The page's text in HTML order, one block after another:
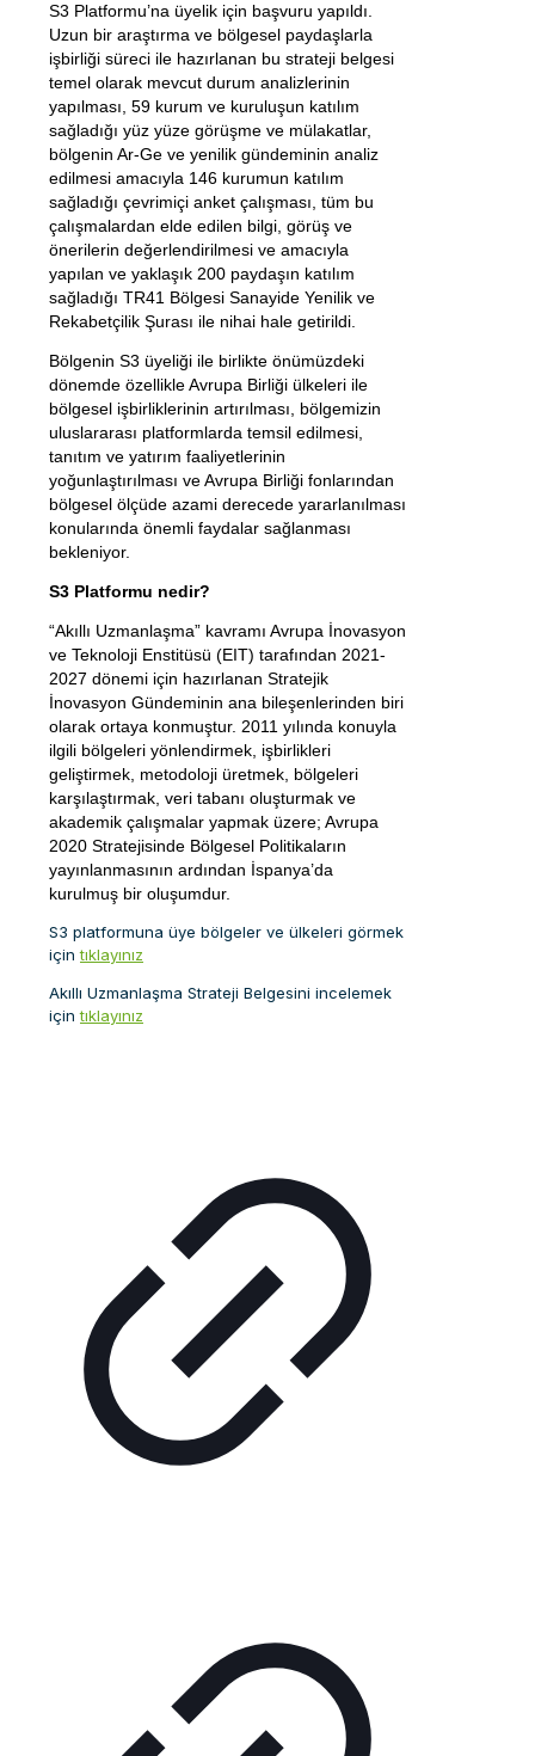
S3 Platformu’na üyelik için başvuru yapıldı.
Uzun bir araştırma ve bölgesel paydaşlarla
işbirliği süreci ile hazırlanan bu strateji belgesi
temel olarak mevcut durum analizlerinin
yapılması, 59 kurum ve kuruluşun katılım
sağladığı yüz yüze görüşme ve mülakatlar,
bölgenin Ar-Ge ve yenilik gündeminin analiz
edilmesi amacıyla 146 kurumun katılım
sağladığı çevrimiçi anket çalışması, tüm bu
çalışmalardan elde edilen bilgi, görüş ve
önerilerin değerlendirilmesi ve amacıyla
yapılan ve yaklaşık 200 paydaşın katılım
sağladığı TR41 Bölgesi Sanayide Yenilik ve
Rekabetçilik Şurası ile nihai hale getirildi.
Bölgenin S3 üyeliği ile birlikte önümüzdeki
dönemde özellikle Avrupa Birliği ülkeleri ile
bölgesel işbirliklerinin artırılması, bölgemizin
uluslararası platformlarda temsil edilmesi,
tanıtım ve yatırım faaliyetlerinin
yoğunlaştırılması ve Avrupa Birliği fonlarından
bölgesel ölçüde azami derecede yararlanılması
konularında önemli faydalar sağlanması
bekleniyor.
S3 Platformu nedir?
“Akıllı Uzmanlaşma” kavramı Avrupa İnovasyon
ve Teknoloji Enstitüsü (EIT) tarafından 2021-
2027 dönemi için hazırlanan Stratejik
İnovasyon Gündeminin ana bileşenlerinden biri
olarak ortaya konmuştur. 2011 yılında konuyla
ilgili bölgeleri yönlendirmek, işbirlikleri
geliştirmek, metodoloji üretmek, bölgeleri
karşılaştırmak, veri tabanı oluşturmak ve
akademik çalışmalar yapmak üzere; Avrupa
2020 Stratejisinde Bölgesel Politikaların
yayınlanmasının ardından İspanya’da
kurulmuş bir oluşumdur.
S3 platformuna üye bölgeler ve ülkeleri görmek
içintıklayınız
Akıllı Uzmanlaşma Strateji Belgesini incelemek
içintıklayınız